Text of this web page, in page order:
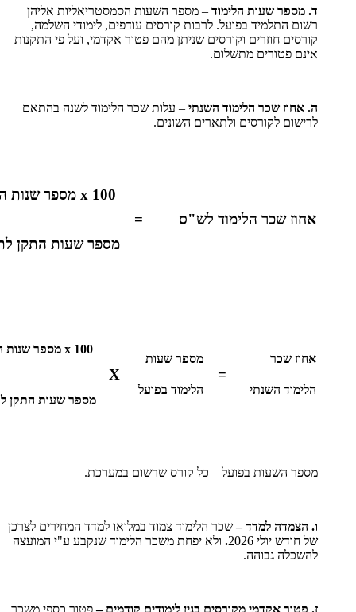
ד. מספר שעות הלימוד – מספר השעות הסמסטריאליות אליהן
רשום התלמיד בפועל. לרבות קורסים עודפים, לימודי השלמה,
קורסים חוזרים וקורסים שניתן מהם פטור אקדמי, ועל פי התקנות
אינם פטורים מתשלום.
ה. אחוז שכר הלימוד השנתי – עלות שכר הלימוד לשנה בהתאם
לרישום לקורסים ולתארים השונים.
אחוז שכר הלימוד לש"ס =
מספר שעות התקן
אחוז שכר
הלימוד השנתי
=
מספר שעות
הלימוד בפועל
X
מספר שעות התקן
מספר השעות בפועל – כל קורס שרשום במערכת.
ו. הצמדה למדד –שכר הלימוד צמוד במלואו למדד המחירים לצרכן
של חודש יולי 2026
. ולא יפחת משכר הלימוד שנקבע ע"י המועצה
להשכלה גבוהה.